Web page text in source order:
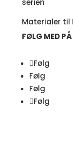
Materialer
FØLG MED PÅ
Følg
Følg
Følg
Følg